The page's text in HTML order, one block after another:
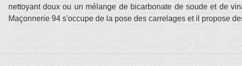
nettoyant doux ou un mélange de bicarbonate de soude et de
Maçonnerie 94 s'occupe de la pose des carrelages et il propose